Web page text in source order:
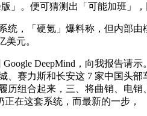
。便可猜测出「可能加班」
「硬氪」爆料称，但内部由
美元。
DeepMind，向我报告请
赛力斯和长安这 7 家中国头
组合起来，三、将曲销、电
在这套系统，而最新的一步，